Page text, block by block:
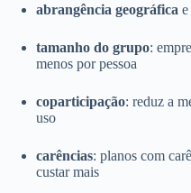
abrangência geográfica
tamanho do grupo:
menos por pessoa
coparticipação: reduz a
uso
carências: planos com
custar mais